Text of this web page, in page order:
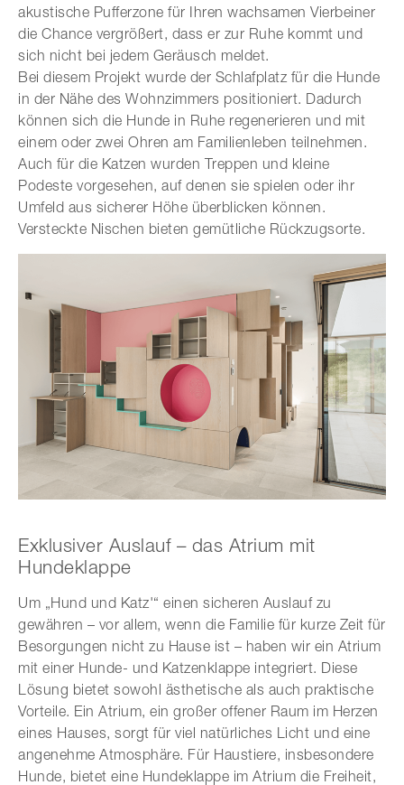
akustische Pufferzone für Ihren wachsamen Vierbeiner
die Chance vergrößert, dass er zur Ruhe kommt und
sich nicht bei jedem Geräusch meldet.
Bei diesem Projekt wurde der Schlafplatz für die Hunde
in der Nähe des Wohnzimmers positioniert. Dadurch
können sich die Hunde in Ruhe regenerieren und mit
einem oder zwei Ohren am Familienleben teilnehmen.
Auch für die Katzen wurden Treppen und kleine
Podeste vorgesehen, auf denen sie spielen oder ihr
Umfeld aus sicherer Höhe überblicken können.
Versteckte Nischen bieten gemütliche Rückzugsorte.
Exklusiver Auslauf – das Atrium mit
Hundeklappe
Um „Hund und Katz'“ einen sicheren Auslauf zu
gewähren – vor allem, wenn die Familie für kurze Zeit für
Besorgungen nicht zu Hause ist – haben wir ein Atrium
mit einer Hunde- und Katzenklappe integriert. Diese
Lösung bietet sowohl ästhetische als auch praktische
Vorteile. Ein Atrium, ein großer offener Raum im Herzen
eines Hauses, sorgt für viel natürliches Licht und eine
angenehme Atmosphäre. Für Haustiere, insbesondere
Hunde, bietet eine Hundeklappe im Atrium die Freiheit,